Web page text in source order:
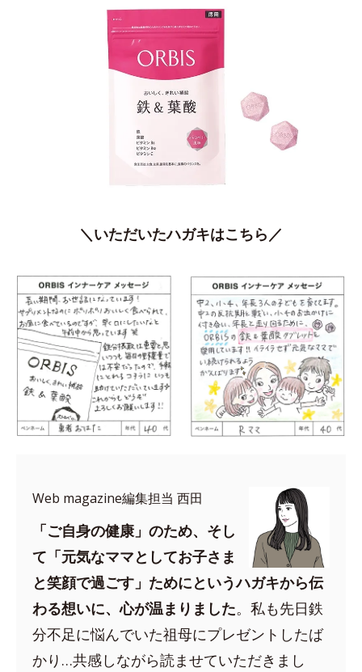
＼いただいたハガキはこちら／
Web magazine編集担当 西田
「ご自身の健康」のため、そし
て「元気なママとしてお子さま
と笑顔で過ごす」ためにというハガキから伝
わる想いに、心が温まりました。私も先日鉄
分不足に悩んでいた祖母にプレゼントしたば
かり…共感しながら読ませていただきまし